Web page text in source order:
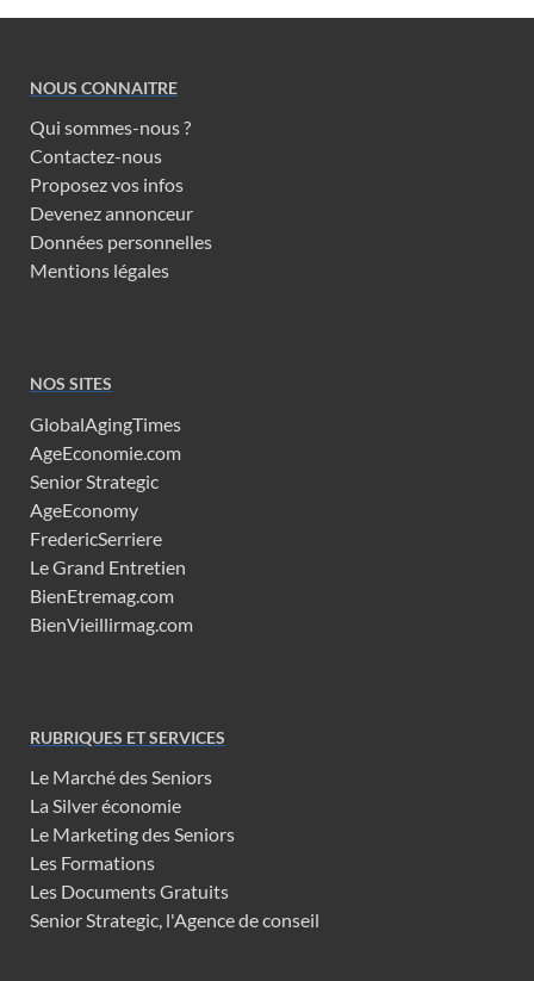
NOUS CONNAITRE
Qui sommes-nous ?
Contactez-nous
Proposez vos infos
Devenez annonceur
Données personnelles
Mentions légales
NOS SITES
GlobalAgingTimes
AgeEconomie.com
Senior Strategic
AgeEconomy
FredericSerriere
Le Grand Entretien
BienEtremag.com
BienVieillirmag.com
RUBRIQUES ET SERVICES
Le Marché des Seniors
La Silver économie
Le Marketing des Seniors
Les Formations
Les Documents Gratuits
Senior Strategic, l'Agence de conseil